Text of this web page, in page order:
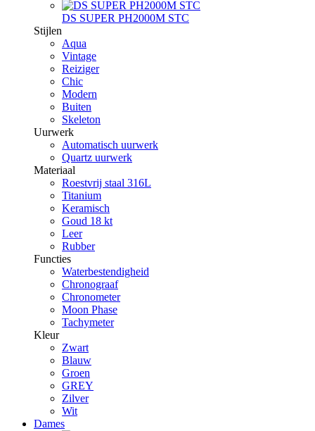
DS SUPER PH2000M STC
Stijlen
Aqua
Vintage
Reiziger
Chic
Modern
Buiten
Skeleton
Uurwerk
Automatisch uurwerk
Quartz uurwerk
Materiaal
Roestvrij staal 316L
Titanium
Keramisch
Goud 18 kt
Leer
Rubber
Functies
Waterbestendigheid
Chronograaf
Chronometer
Moon Phase
Tachymeter
Kleur
Zwart
Blauw
Groen
GREY
Zilver
Wit
Dames